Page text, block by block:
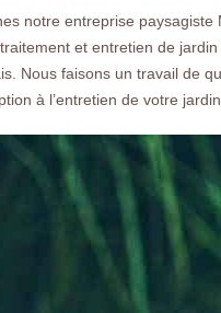
notre entreprise
et entretien de
Nous faisons un travail de
à l’entretien de votre jardin.